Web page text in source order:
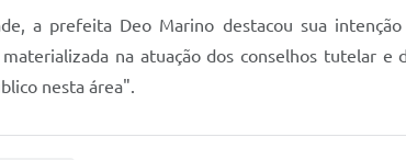
a prefeita Deo Marino destacou sua
na atuação dos conselhos tutelar
nesta área".